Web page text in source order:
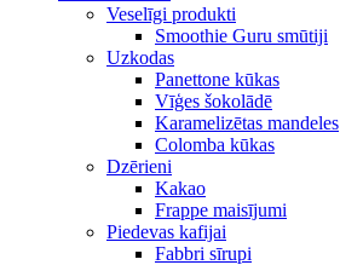
Veselīgi produkti
Smoothie Guru smūtiji
Uzkodas
Panettone kūkas
Vīģes šokolādē
Karamelizētas mandeles
Colomba kūkas
Dzērieni
Kakao
Frappe maisījumi
Piedevas kafijai
Fabbri sīrupi